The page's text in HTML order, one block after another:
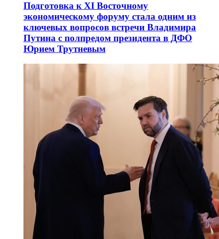
Подготовка к XI Восточному
экономическому форуму стала одним из
ключевых вопросов встречи Владимира
Путина с полпредом президента в ДФО
Юрием Трутневым